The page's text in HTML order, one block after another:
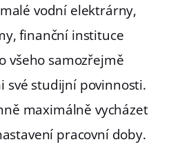
vodní elektrárny,
finanční instituce
všeho samozřejmě
své studijní povinnosti.
maximálně vycházet
pracovní doby.